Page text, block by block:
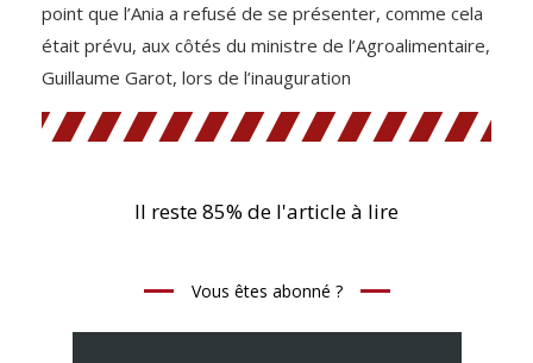
point que l’Ania a refusé de se présenter, comme cela
était prévu, aux côtés du ministre de l’Agroalimentaire,
Guillaume Garot, lors de l’inauguration
Il reste 85% de l'article à lire
Vous êtes abonné ?